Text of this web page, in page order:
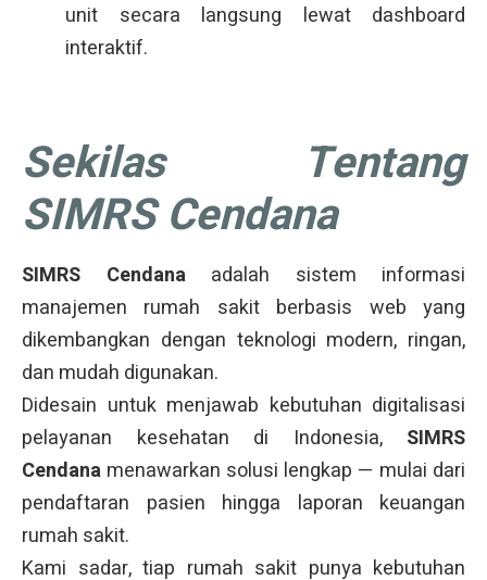
unit secara langsung lewat dashboard
interaktif.
Sekilas Tentang
SIMRS Cendana
SIMRS Cendanaadalah sistem informasi
manajemen rumah sakit berbasis web yang
dikembangkan dengan teknologi modern, ringan,
dan mudah digunakan.
Didesain untuk menjawab kebutuhan digitalisasi
pelayanan kesehatan di Indonesia, SIMRS
Cendana menawarkan solusi lengkap — mulai dari
pendaftaran pasien hingga laporan keuangan
rumah sakit.
Kami sadar, tiap rumah sakit punya kebutuhan